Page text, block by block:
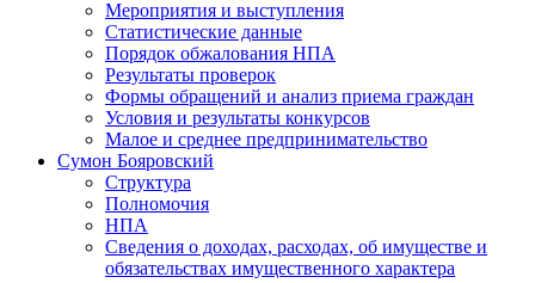
Мероприятия и выступления
Статистические данные
Порядок обжалования НПА
Результаты проверок
Формы обращений и анализ приема граждан
Условия и результаты конкурсов
Малое и среднее предпринимательство
Сумон Бояровский
Структура
Полномочия
НПА
Сведения о доходах, расходах, об имуществе и
обязательствах имущественного характера